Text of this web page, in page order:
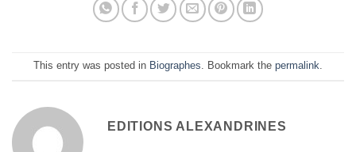
This entry was posted in Biographes . Bookmark the permalink
EDITIONS ALEXANDRINES